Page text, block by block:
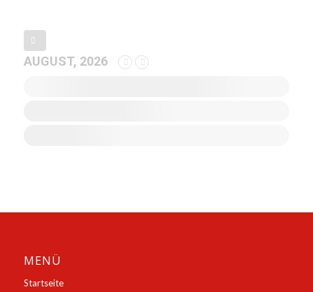
AUGUST, 2026
MENÜ
Startseite